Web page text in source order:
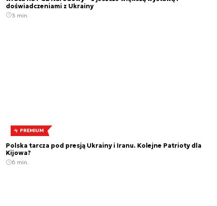
doświadczeniami z Ukrainy
3 min.
PREMIUM
Polska tarcza pod presją Ukrainy i Iranu. Kolejne Patrioty dla
Kijowa?
6 min.